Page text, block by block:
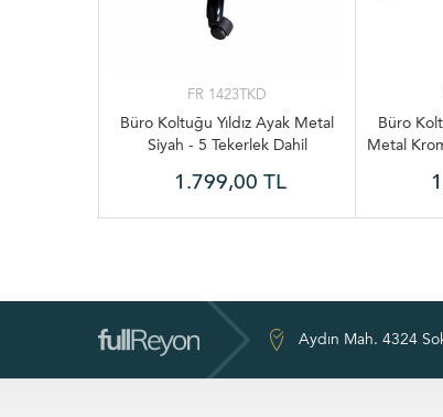
FR 1423TKD
Büro Koltuğu Yıldız Ayak Metal
Siyah - 5 Tekerlek Dahil
1.799,00 TL
Büro
Metal
Aydın Mah. 4324